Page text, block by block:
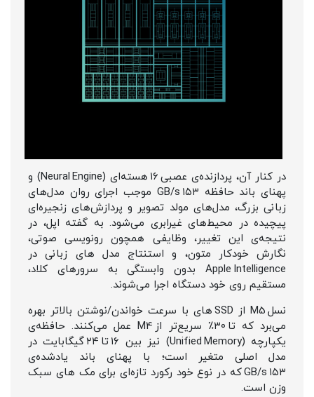
در کنار آن، پردازنده‌ی عصبی ۱۶ هسته‌ای (Neural Engine) و
پهنای باند حافظه ۱۵۳ GB/s موجب اجرای روان مدل‌های
زبانی بزرگ، مدل‌های مولد تصویر و پردازش‌های زنجیره‌ای
پیچیده در محیط‌های غیرابری می‌شود. به‌ گفته‌ اپل، در
نتیجه‌ی این تغییر، وظایفی همچون رونویسی صوتی،
نگارش خودکار متون، و استنتاج مدل‌ های زبانی در
Apple Intelligence بدون وابستگی به سرورهای کلاد،
مستقیم روی خود دستگاه اجرا می‌شوند.
نسل M5 از SSD های با سرعت خواندن/نوشتن بالاتر بهره
می‌برد که تا ۳۰٪ سریع‌تر از M4 عمل می‌کنند. حافظه‌ی
یکپارچه (Unified Memory) نیز بین ۱۶ تا ۲۴ گیگابایت در
مدل اصلی متغیر است؛ با پهنای باند یادشده‌ی
۱۵۳ GB/s که در نوع خود رکورد تازه‌ای برای مک‌ های سبک‌
وزن است.